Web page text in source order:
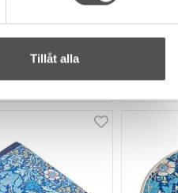
Tillåt alla
Tillfälligt slut